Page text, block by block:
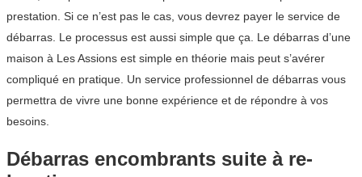
prestation. Si ce n’est pas le cas, vous devrez payer le service de
débarras. Le processus est aussi simple que ça. Le débarras d’une
maison à Les Assions est simple en théorie mais peut s’avérer
compliqué en pratique. Un service professionnel de débarras vous
permettra de vivre une bonne expérience et de répondre à vos
besoins.
Débarras encombrants suite à re-